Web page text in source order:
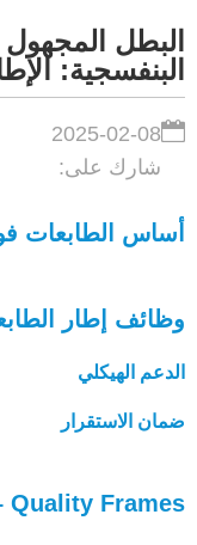
البطل
البنفسجية:
2025-02-08
شارك على:
أساس الطابعات
وظائف إطار
الدعم الهيكلي
ضمان الاستقرار
Quality Frames